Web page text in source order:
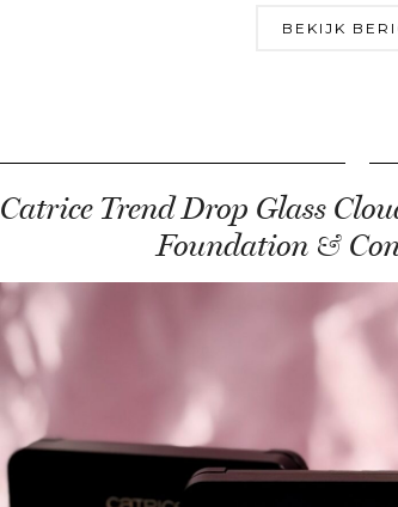
BEKIJK
Catrice Trend Drop Glass
Foundation &